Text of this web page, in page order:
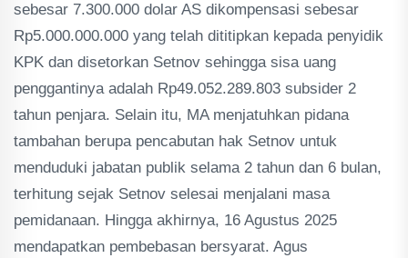
sebesar 7.300.000 dolar AS dikompensasi sebesar
Rp5.000.000.000 yang telah dititipkan kepada penyidik
KPK dan disetorkan Setnov sehingga sisa uang
penggantinya adalah Rp49.052.289.803 subsider 2
tahun penjara. Selain itu, MA menjatuhkan pidana
tambahan berupa pencabutan hak Setnov untuk
menduduki jabatan publik selama 2 tahun dan 6 bulan,
terhitung sejak Setnov selesai menjalani masa
pemidanaan. Hingga akhirnya, 16 Agustus 2025
mendapatkan pembebasan bersyarat. Agus